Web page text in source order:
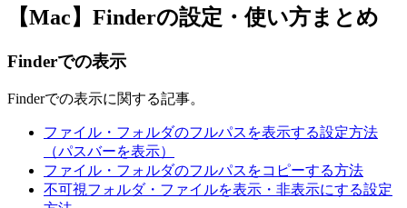
【Mac】Finderの設定・使い方まとめ
Finderでの表示
Finderでの表示に関する記事。
ファイル・フォルダのフルパスを表示する設定方法
（パスバーを表示）
ファイル・フォルダのフルパスをコピーする方法
不可視フォルダ・ファイルを表示・非表示にする設定